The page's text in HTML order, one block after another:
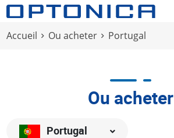
Accueil Ou acheter Portugal
Ou acheter
Portugal